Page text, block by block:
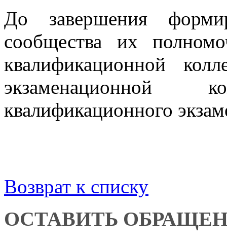
До завершения
сообщества их
квалификационной
квалификационного
Возврат к списку
ОСТАВИТЬ